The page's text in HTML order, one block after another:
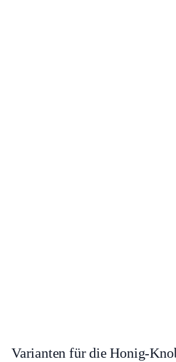
Varianten für die Honig-